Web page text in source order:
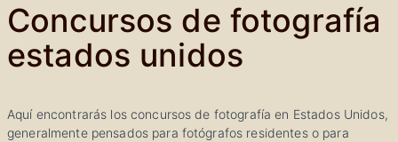
Concursos de fotografía
estados unidos
Aquí encontrarás los concursos de fotografía en Estados Unidos,
generalmente pensados para fotógrafos residentes o para